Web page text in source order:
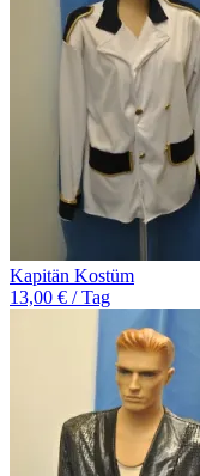
Kapitän Kostüm
13,00 € / Tag